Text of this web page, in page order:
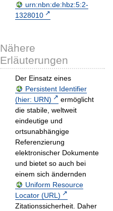
urn:nbn:de:hbz:5:2-
1328010
Nähere
Erläuterungen
Der Einsatz eines
Persistent Identifier
(hier: URN)
ermöglicht
die stabile, weltweit
eindeutige und
ortsunabhängige
Referenzierung
elektronischer Dokumente
und bietet so auch bei
einem sich ändernden
Uniform Resource
Locator (URL)
Zitationssicherheit. Daher